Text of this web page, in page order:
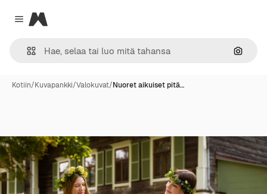
Close menu
Magnific
Hae
Kotiin/Kuvapankki/Valokuvat/Nuoret aikuiset pitä…